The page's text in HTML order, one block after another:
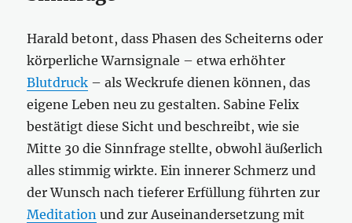
Harald betont, dass Phasen des Scheiterns oder
körperliche Warnsignale – etwa erhöhter
Blutdruck – als Weckrufe dienen können, das
eigene Leben neu zu gestalten. Sabine Felix
bestätigt diese Sicht und beschreibt, wie sie
Mitte 30 die Sinnfrage stellte, obwohl äußerlich
alles stimmig wirkte. Ein innerer Schmerz und
der Wunsch nach tieferer Erfüllung führten zur
Meditation und zur Auseinandersetzung mit